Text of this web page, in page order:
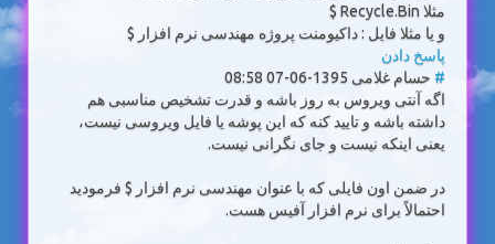
مثلا Recycle.Bin $
و یا مثلا فایل : داکیومنت پروژه مهندسی نرم افزار $
پاسخ دادن
# حسام غلامی 1395-06-07 08:58
اگه آنتی ویروس به روز باشه و قدرت تشخیص مناسبی هم
داشته باشه و تایید کنه که این پوشه یا فایل ویروسی نیست،
یعنی اینکه نیست و جای نگرانی نیست.
در ضمن اون فایلی که با عنوان مهندسی نرم افزار $ فرمودید
احتمالاً برای نرم افزار آفیس هست.